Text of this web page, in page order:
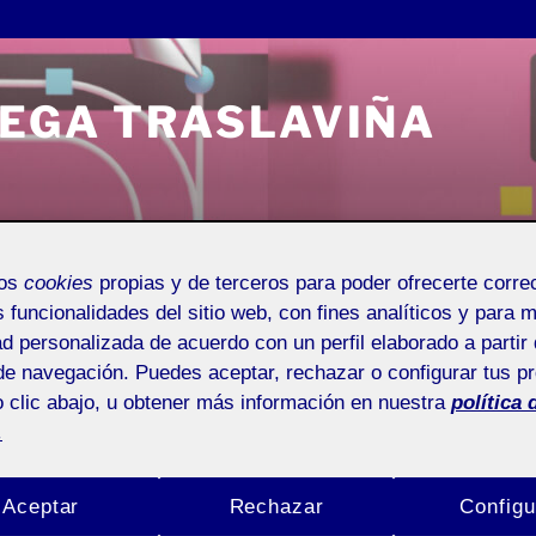
TRASLAVIÑA
Universitat Oberta de Catalunya Entrada de incidencias o
VEGA TRASLAVIÑA
por:
cookies propias y de terceros para poder ofrecerte
funcionalidades del sitio web, con fines analíticos y para
personalizada de acuerdo con un perfil elaborado a partir
navegación. Puedes aceptar, rechazar o configurar tus
clic abajo, u obtener más información en nuestra política
Rechazar
Aceptar